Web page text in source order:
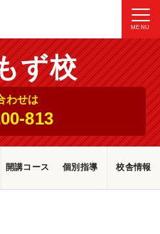
MENU
ず校
わせは
813
開講コース 個別指導 校舎情報